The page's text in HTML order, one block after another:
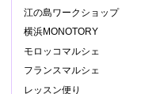
江の島ワークショップ
横浜MONOTORY
モロッコマルシェ
フランスマルシェ
レッスン便り